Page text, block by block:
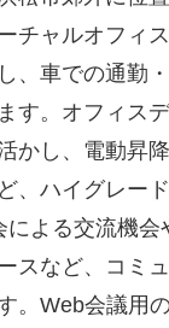
チャルオフィ
、車での通勤
す。オフィス
かし、電動昇
、ハイグレー
による交流機会
スなど、コミ
。Web会議用